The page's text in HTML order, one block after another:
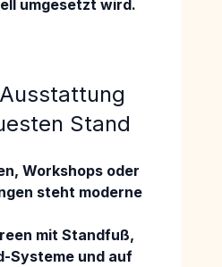
umgesetzt wird.
Stand
Workshops oder
steht moderne
mit Standfuß,
Systeme und auf